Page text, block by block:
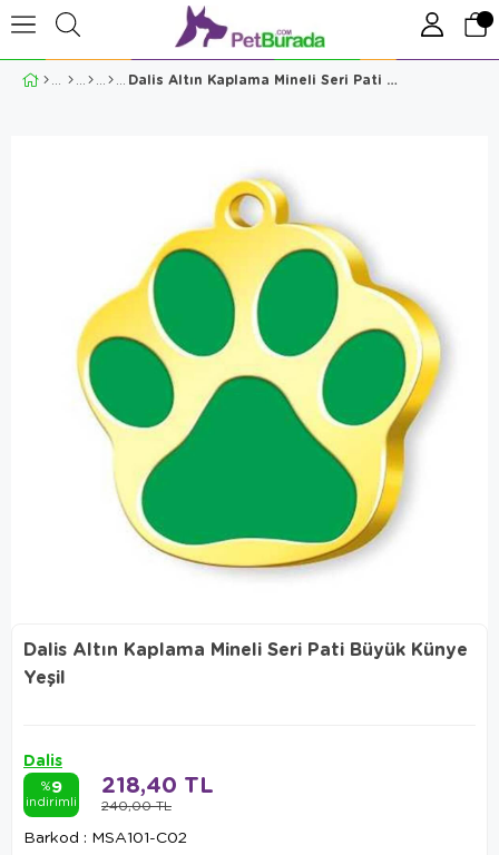
Dalis Altın Kaplama Mineli Seri Pati Büyük Künye Yeşil
Dalis Altın Kaplama Mineli Seri Pati Büyük Künye
Yeşil
Dalis
%9
indirimli 240,00 TL
218,40 TL
Barkod : MSA101-C02